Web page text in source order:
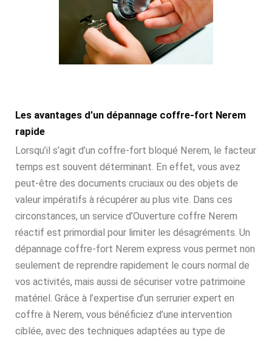
Les avantages d’un dépannage coffre-fort Nerem
rapide
Lorsqu’il s’agit d’un coffre-fort bloqué Nerem, le facteur
temps est souvent déterminant. En effet, vous avez
peut-être des documents cruciaux ou des objets de
valeur impératifs à récupérer au plus vite. Dans ces
circonstances, un service d’Ouverture coffre Nerem
réactif est primordial pour limiter les désagréments. Un
dépannage coffre-fort Nerem express vous permet non
seulement de reprendre rapidement le cours normal de
vos activités, mais aussi de sécuriser votre patrimoine
matériel. Grâce à l’expertise d’un serrurier expert en
coffre à Nerem, vous bénéficiez d’une intervention
ciblée, avec des techniques adaptées au type de